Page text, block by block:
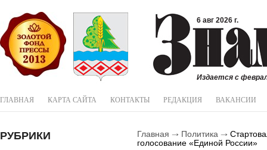
6 авг 2026 г.
Издается с
ГЛАВНАЯ КАРТА САЙТА КОНТАКТЫ РЕДАКЦИЯ ВАКАНСИИ
РУБРИКИ Главная Политика
голосование «Единой России»